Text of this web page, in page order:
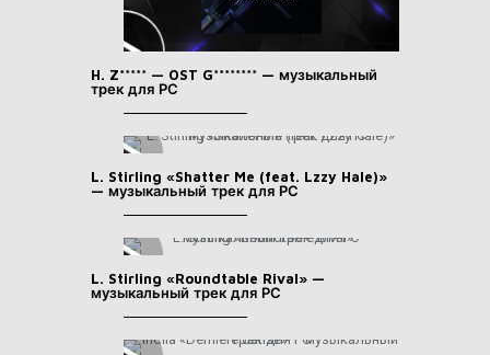
H. Z***** — OST G******** — музыкальный
трек для РС
L. Stirling «Shatter Me (feat. Lzzy Hale)»
— музыкальный трек для РС
L. Stirling «Roundtable Rival» —
музыкальный трек для РС